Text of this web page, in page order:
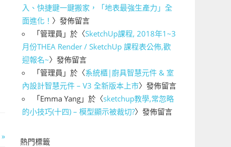
入、快捷鍵一鍵搬家，「地表最強生產力」全
面進化！ 〉發佈留言
「管理員 」於〈SketchUp課程, 2018年1~3
月份THEA Render / SketchUp 課程表公佈,歡
迎報名~〉發佈留言
「管理員 」於〈系統櫃|廚具智慧元件 & 室
內設計智慧元件 – V3 全新版本上市〉發佈留言
「Emma Yang 」於〈sketchup教學,常忽略
的小技巧(十四) – 模型顯示被裁切?〉發佈留言
熱門標籤